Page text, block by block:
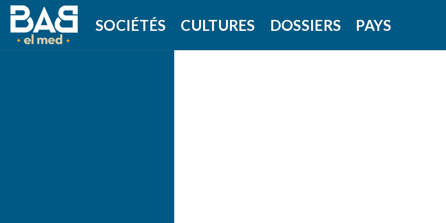
SOCIÉTÉS CULTURES DOSSIERS PAYS